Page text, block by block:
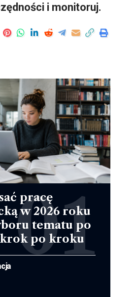
i monitoruj.
pracę
w 2026 roku
tematu po
po kroku